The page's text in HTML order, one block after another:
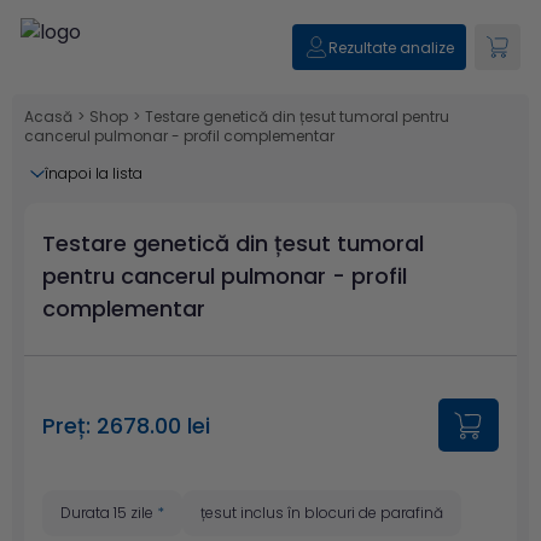
Rezultate analize
Acasă > Shop > Testare genetică din țesut tumoral pentru
cancerul pulmonar - profil complementar
înapoi la lista
Testare genetică din țesut tumoral
pentru cancerul pulmonar - profil
complementar
Preț: 2678.00 lei
Durata 15 zile * țesut inclus în blocuri de parafină